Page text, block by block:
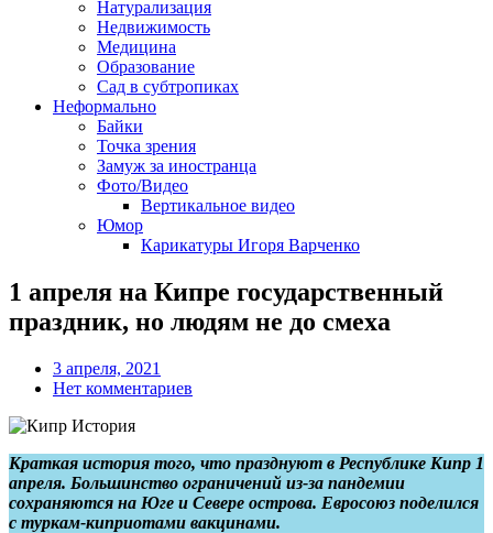
Натурализация
Недвижимость
Медицина
Образование
Сад в субтропиках
Неформально
Байки
Точка зрения
Замуж за иностранца
Фото/Видео
Вертикальное видео
Юмор
Карикатуры Игоря Варченко
1 апреля на Кипре государственный
праздник, но людям не до смеха
3 апреля, 2021
Нет комментариев
Краткая история того, что празднуют в Республике Кипр 1
апреля. Большинство ограничений из-за пандемии
сохраняются на Юге и Севере острова. Евросоюз поделился
с туркам-киприотами вакцинами.